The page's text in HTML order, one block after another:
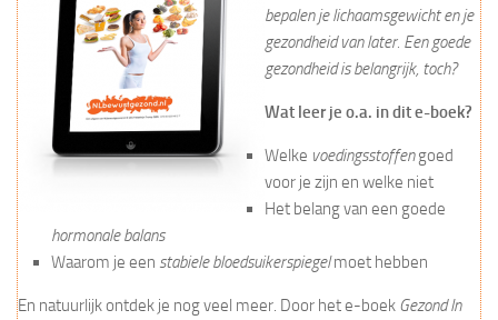
bepalen je lichaamsgewicht en je
gezondheid van later. Een goede
gezondheid is belangrijk, toch?
Wat leer je o.a. in dit e-boek?
Welke voedingsstoffengoed
voor je zijn en welke niet
Het belang van een goede
hormonale balans
Waarom je een stabiele bloedsuikerspiegelmoet hebben
En natuurlijk ontdek je nog veel meer. Door het e-boek Gezond In